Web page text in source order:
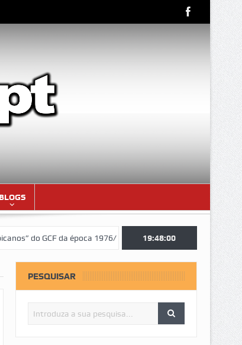
BLOGS
GCF da época 1976/77) Aniversariantes do mês de
19:48:01
PESQUISAR